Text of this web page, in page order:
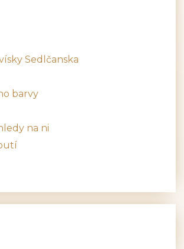
Sedlčanska
barvy
na ni